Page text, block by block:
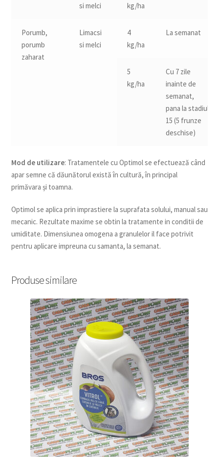
si melci
kg/ha
Porumb,
porumb
zaharat
Limacsi
si melci
4
kg/ha
La semanat
5
kg/ha
Cu 7 zile
inainte de
semanat,
pana la stadiul
15 (5 frunze
deschise)
Mod de utilizare: Tratamentele cu Optimol se efectuează când
apar semne că dăunătorul există în cultură, în principal
primăvara și toamna.
Optimol se aplica prin imprastiere la suprafata solului, manual sau
mecanic. Rezultate maxime se obtin la tratamente in conditii de
umiditate. Dimensiunea omogena a granulelor il face potrivit
pentru aplicare impreuna cu samanta, la semanat.
Produse similare